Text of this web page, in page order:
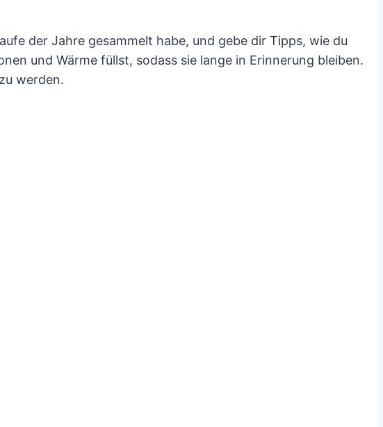
der Jahre gesammelt habe, und gebe dir Tipps, wie du
und Wärme füllst, sodass sie lange in Erinnerung bleiben.
werden.